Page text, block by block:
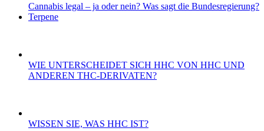
Cannabis legal – ja oder nein? Was sagt die Bundesregierung?
Terpene
WIE UNTERSCHEIDET SICH HHC VON HHC UND
ANDEREN THC-DERIVATEN?
WISSEN SIE, WAS HHC IST?